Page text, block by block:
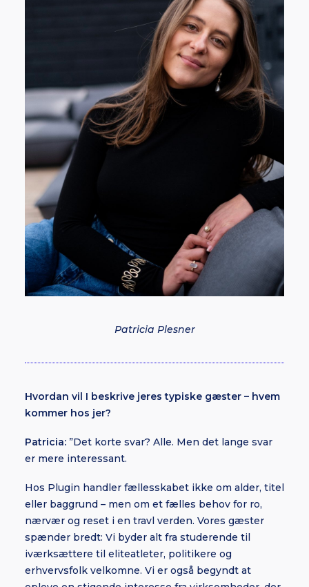
Patricia Plesner
Hvordan vil I beskrive jeres typiske gæster – hvem
kommer hos jer?
Patricia: ”Det korte svar? Alle. Men det lange svar
er mere interessant.
Hos Plugin handler fællesskabet ikke om alder, titel
eller baggrund – men om et fælles behov for ro,
nærvær og reset i en travl verden. Vores gæster
spænder bredt: Vi byder alt fra studerende til
iværksættere til eliteatleter, politikere og
erhvervsfolk velkomne. Vi er også begyndt at